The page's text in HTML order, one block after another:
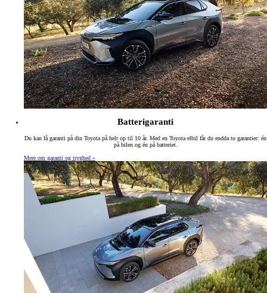
Batterigaranti
Du kan få garanti på din Toyota på helt op til 10 år. Med en Toyota elbil får du endda to garantier: én
på bilen og én på batteriet.
Mere om garanti og tryghed »